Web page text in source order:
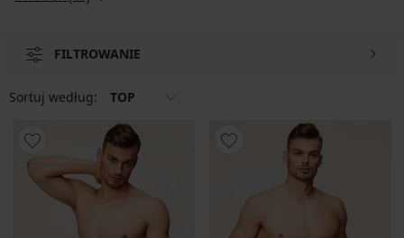
delikatnej i przewiewnej mikrofibry zawierającej jony srebra zapewnią
podczas uprawiania sportu. Slipy są dostępne w różnych wariantach
FILTROWANIE
Sortuj według: TOP